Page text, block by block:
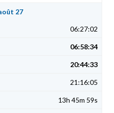
27
06:27:02
06:58:34
20:44:33
21:16:05
13h 45m 59s